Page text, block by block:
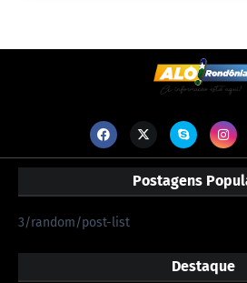
Postagens
3/random/post-list
Destaque